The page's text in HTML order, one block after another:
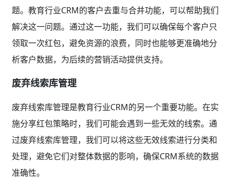
题。教育行业CRM的客户去重与合并功能，可以帮助我们
解决这一问题。通过这一功能，我们可以确保每个客户只
领取一次红包，避免资源的浪费，同时也能够更准确地分
析客户数据，为后续的营销活动提供支持。
废弃线索库管理
废弃线索库管理是教育行业CRM的另一个重要功能。在实
施分享红包策略时，我们可能会遇到一些无效的线索。通
过废弃线索库管理，我们可以将这些无效线索进行分类和
处理，避免它们对整体数据的影响，确保CRM系统的数据
准确性。